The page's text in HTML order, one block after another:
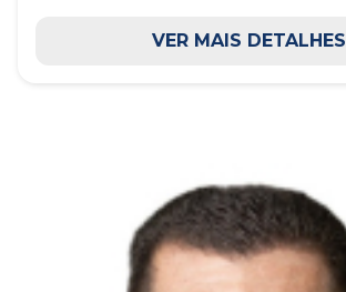
VER MAIS DETALHES